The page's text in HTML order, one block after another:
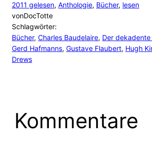
2011 gelesen, Anthologie, Bücher, lesen
vonDocTotte
Schlagwörter:
Bücher, Charles Baudelaire, Der dekadente
Gerd Hafmanns, Gustave Flaubert, Hugh
Drews
Kommentare